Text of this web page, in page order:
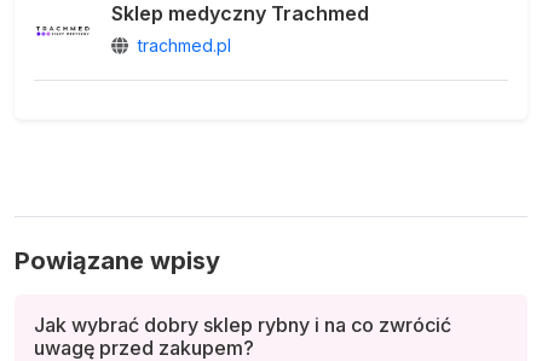
Sklep medyczny Trachmed
trachmed.pl
Powiązane wpisy
Jak wybrać dobry sklep rybny i na co zwrócić
uwagę przed zakupem?